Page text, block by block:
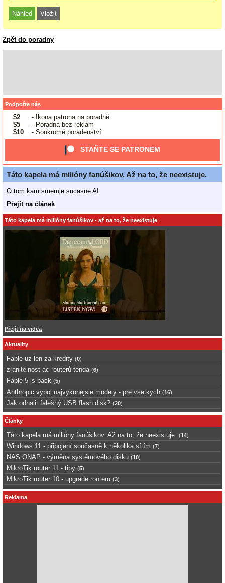
Zpět do poradny
Podpořte nás
$2
- Ikona patrona na poradně
$5
- Poradna bez reklam
$10
- Soukromé poradenství
STAŇTE SE PATRONEM
Táto kapela má milióny fanúšikov. Až na to, že neexistuje.
O tom kam smeruje sucasne AI.
Přejít na článek
Táto kapela má milióny fanúšikov - až na to, že neexistuje
Přejít na videa
Aktuality
Fable uz len za kredity (0)
zranitelnost ac routerů tenda (6)
Fable 5 is back (5)
Anthropic vypol najvykonejsie modely - pre vsetkych (16)
Jak odhalit falešný USB flash disk? (20)
Články
Táto kapela má milióny fanúšikov. Až na to, že neexistuje. (14)
Windows 11 - připojení současně k několika sítím (7)
NAS QNAP - výměna systémového disku (10)
MikroTik router 11 - tipy (5)
MikroTik router 10 - upgrade routeru (3)
Reklama